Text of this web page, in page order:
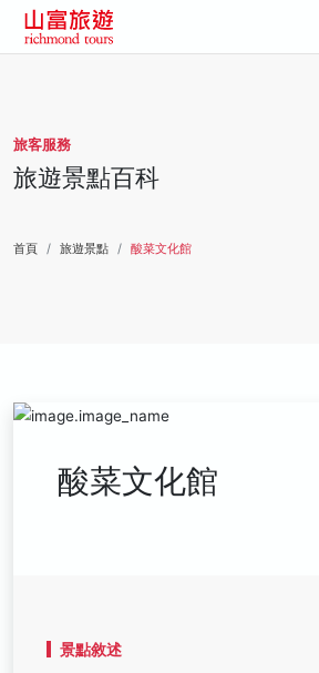
旅客服務
旅遊景點百科
首頁 旅遊景點 酸菜文化館
酸菜文化館
景點敘述